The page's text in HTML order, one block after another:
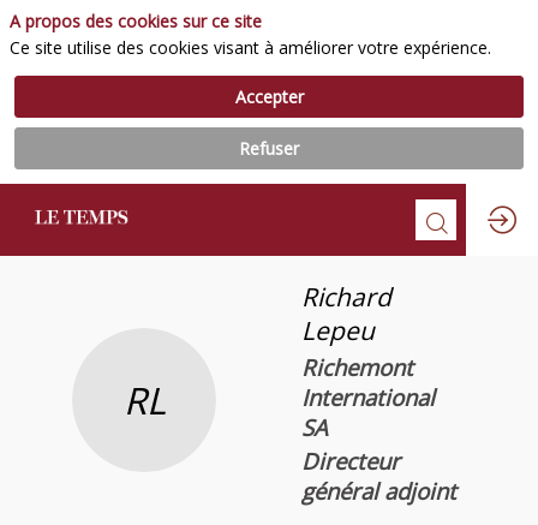
RL
Richard
Lepeu
Richemont
International
SA
Directeur
général adjoint
A propos des cookies sur ce site
Ce site utilise des cookies visant à améliorer votre expérience.
Accepter
Refuser